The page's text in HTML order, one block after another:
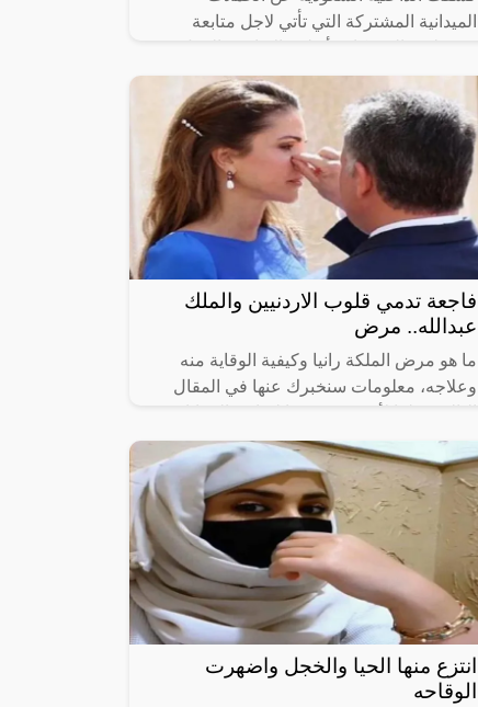
الميدانية المشتركة التي تأتي لاجل متابعة
وأمن الحدود، حيث تمت في مدن المملكة
اجمع، وذلك
فاجعة تدمي قلوب الاردنيين والملك
عبدالله.. مرض
ما هو مرض الملكة رانيا وكيفية الوقاية منه
وعلاجه، معلومات سنخبرك عنها في المقال
عوارضه التي قد تصبح خطيرة.
انتزع منها الحيا والخجل واضهرت
الوقاحه